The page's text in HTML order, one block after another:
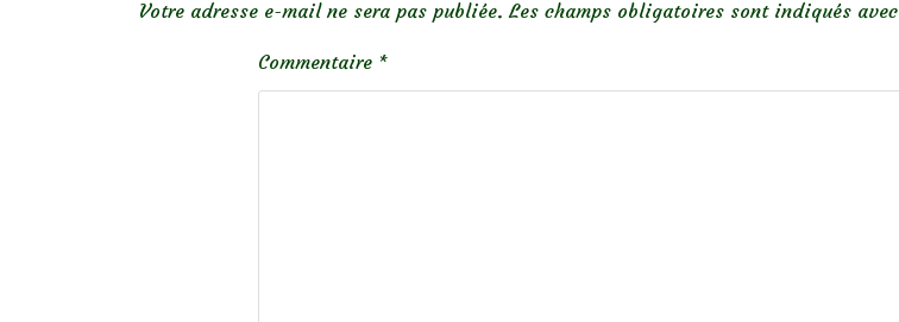
Votre adresse e-mail ne sera pas publiée. Les champs obligatoires sont indiqués avec
Commentaire *